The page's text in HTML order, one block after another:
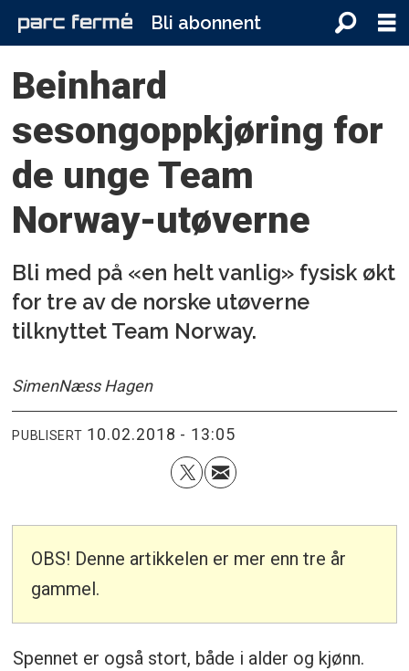
Bli abonnent
Beinhard
sesongoppkjøring for
de unge Team
Norway-utøverne
Bli med på «en helt vanlig» fysisk økt
for tre av de norske utøverne
tilknyttet Team Norway.
SimenNæss Hagen
PUBLISERT 10.02.2018 - 13:05
OBS! Denne artikkelen er mer enn tre år
gammel.
Spennet er også stort, både i alder og kjønn.